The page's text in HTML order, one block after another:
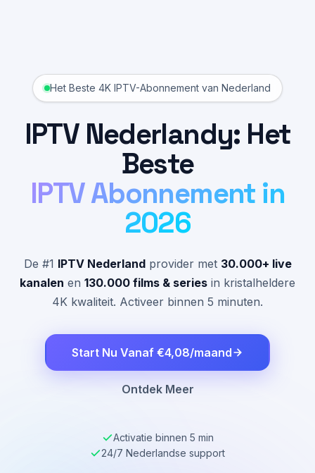
Het Beste 4K IPTV-Abonnement van Nederland
IPTV Nederlandy: Het
Beste
IPTV Abonnement in
2026
De #1 IPTV Nederlandprovider met 30.000+ live
kanalen en 130.000 films & series in kristalheldere
4K kwaliteit. Activeer binnen 5 minuten.
Start Nu Vanaf €4,08/maand
Ontdek Meer
Activatie binnen 5 min
24/7 Nederlandse support